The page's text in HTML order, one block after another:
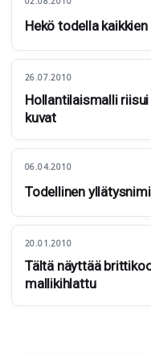
Hekö todella
26.07.2010
Hollantilaismalli
kuvat
06.04.2010
Todellinen
20.01.2010
Tältä näyttää
mallikihlattu